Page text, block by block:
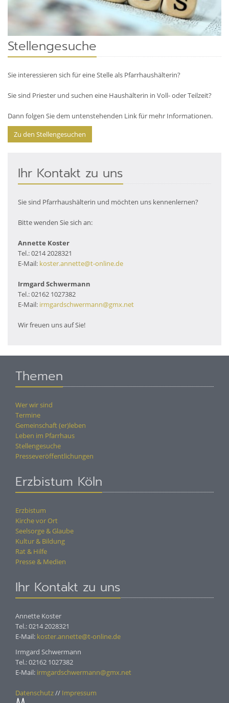
Stellengesuche
Sie interessieren sich für eine Stelle als Pfarrhaushälterin?
Sie sind Priester und suchen eine Haushälterin in Voll- oder Teilzeit?
Dann folgen Sie dem untenstehenden Link für mehr Informationen.
Zu den Stellengesuchen
Ihr Kontakt zu uns
Sie sind Pfarrhaushälterin und möchten uns kennenlernen?
Bitte wenden Sie sich an:
Annette Koster
Tel.: 0214 2028321
E-Mail: koster.annette@t-online.de
Irmgard Schwermann
Tel.: 02162 1027382
E-Mail: irmgardschwermann@gmx.net
Wir freuen uns auf Sie!
Themen
Wer wir sind
Termine
Gemeinschaft (er)leben
Leben im Pfarrhaus
Stellengesuche
Presseveröffentlichungen
Erzbistum Köln
Erzbistum
Kirche vor Ort
Seelsorge & Glaube
Kultur & Bildung
Rat & Hilfe
Presse & Medien
Ihr Kontakt zu uns
Annette Koster
Tel.: 0214 2028321
E-Mail: koster.annette@t-online.de
Irmgard Schwermann
Tel.: 02162 1027382
E-Mail: irmgardschwermann@gmx.net
Datenschutz// Impressum